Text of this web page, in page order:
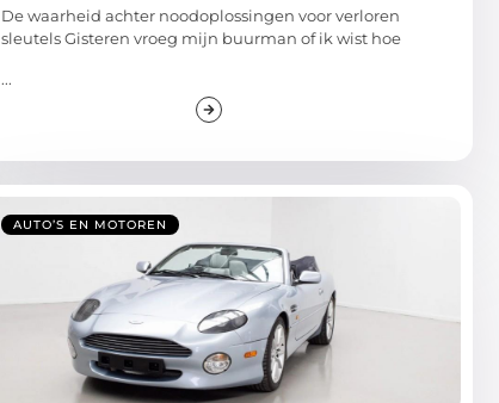
De waarheid achter noodoplossingen voor verloren
sleutels Gisteren vroeg mijn buurman of ik wist hoe
...
AUTO’S EN MOTOREN